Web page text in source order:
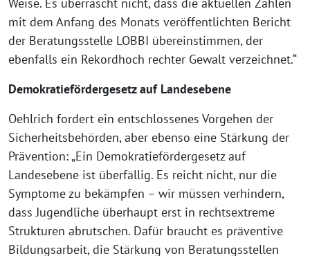
mit dem Anfang des Monats veröffentlichten Bericht
der Beratungsstelle LOBBI übereinstimmen, der
ebenfalls ein Rekordhoch rechter Gewalt verzeichnet.“
Demokratiefördergesetz auf Landesebene
Oehlrich fordert ein entschlossenes Vorgehen der
Sicherheitsbehörden, aber ebenso eine Stärkung der
Prävention: „Ein Demokratiefördergesetz auf
Landesebene ist überfällig. Es reicht nicht, nur die
Symptome zu bekämpfen – wir müssen verhindern,
dass Jugendliche überhaupt erst in rechtsextreme
Strukturen abrutschen. Dafür braucht es präventive
Bildungsarbeit, die Stärkung von Beratungsstellen